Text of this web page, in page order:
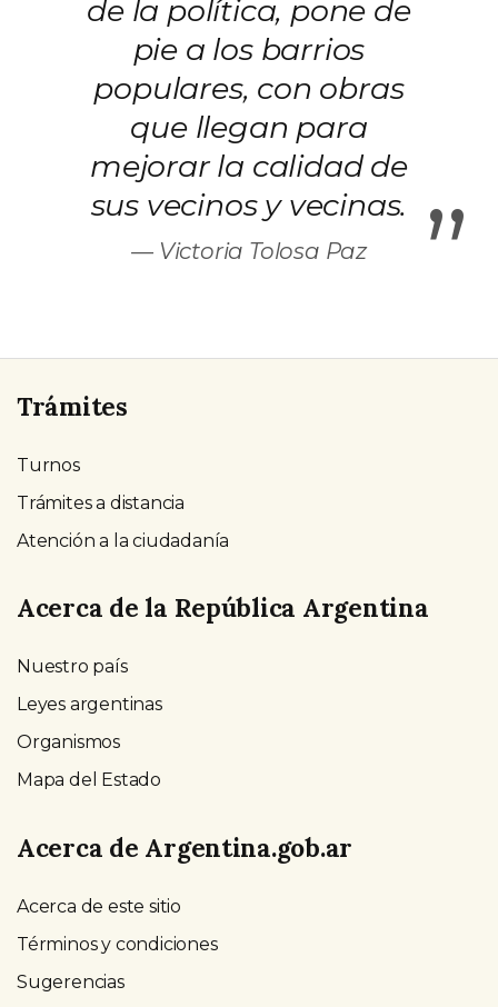
de la política, pone de
pie a los barrios
populares, con obras
que llegan para
mejorar la calidad de
sus vecinos y vecinas.
”
Victoria Tolosa Paz
Trámites
Turnos
Trámites a distancia
Atención a la ciudadanía
Acerca de la República Argentina
Nuestro país
Leyes argentinas
Organismos
Mapa del Estado
Acerca de Argentina.gob.ar
Acerca de este sitio
Términos y condiciones
Sugerencias